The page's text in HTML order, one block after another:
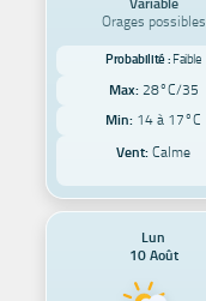
Orages possibles
Probabilité : Faible
Max: 28°C/35
Min: 14 à 17°C
Vent: Calme
Lun
10 Août